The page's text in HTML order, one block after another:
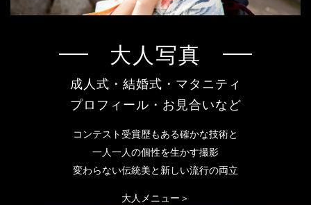
大人写真
成人式・結婚式・マタニティ
プロフィール・お見合いなど
コンテスト受賞歴もある確かな技術と
一人一人の個性を生かす撮影
変わらない伝統美と新しい流行の両立
大人メニュー＞